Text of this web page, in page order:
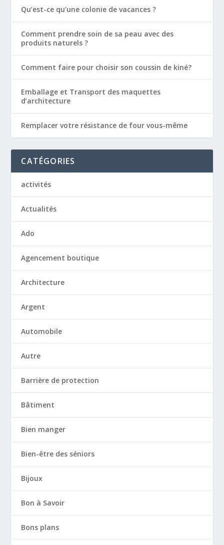
Qu’est-ce qu’une colonie de vacances ?
Comment prendre soin de sa peau avec des
produits naturels ?
Comment faire pour choisir son coussin de kiné?
Emballage et Transport des maquettes
d’architecture
Remplacer votre résistance de four vous-même
CATÉGORIES
activités
Actualités
Ado
Agencement boutique
Architecture
Argent
Automobile
Autre
Barrière de protection
Bâtiment
Bien manger
Bien-être des séniors
Bijoux
Bon à Savoir
Bons plans